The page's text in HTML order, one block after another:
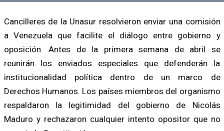
Cancilleres de la Unasur resolvieron enviar una comisión
a Venezuela que facilite el diálogo entre gobierno y
oposición. Antes de la primera semana de abril se
reunirán los enviados especiales que defenderán la
institucionalidad política dentro de un marco de
Derechos Humanos. Los países miembros del organismo
respaldaron la legitimidad del gobierno de Nicolás
Maduro y rechazaron cualquier intento opositor que no